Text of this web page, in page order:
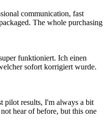
communication, fast
The whole purchasing
funktioniert. Ich einen
sofort korrigiert wurde.
pilot results, I'm always a bit
hear of before, but this one